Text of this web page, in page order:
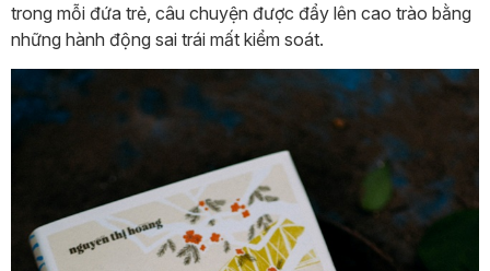
trong mỗi đứa trẻ, câu chuyện được đẩy lên cao trào bằng
những hành động sai trái mất kiểm soát.